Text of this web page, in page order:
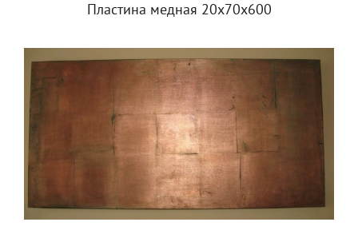
Пластина медная 20х70х600